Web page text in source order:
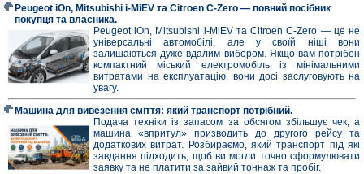
Peugeot iOn, Mitsubishi i-MiEV та Citroen C-Zero — повний посібник
покупця та власника.
Peugeot iOn, Mitsubishi i-MiEV та Citroen C-Zero — це не
універсальні автомобілі, але у своїй ніші вони
залишаються дуже вдалим вибором. Якщо вам потрібен
компактний міський електромобіль із мінімальними
витратами на експлуатацію, вони досі заслуговують на
увагу.
Машина для вивезення сміття: який транспорт потрібний.
Подача техніки із запасом за обсягом збільшує чек, а
машина «впритул» призводить до другого рейсу та
додаткових витрат. Розбираємо, який транспорт під які
завдання підходить, щоб ви могли точно сформулювати
заявку та не платити за зайвий тоннаж та пробіг.